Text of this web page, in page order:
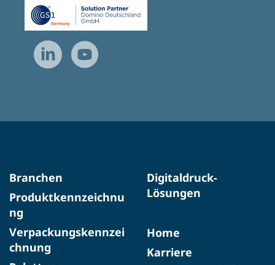
Branchen
Produktkennzeichnu
ng
Verpackungskennzei
chnung
Digitaldruck-
Lösungen
Home
Karriere